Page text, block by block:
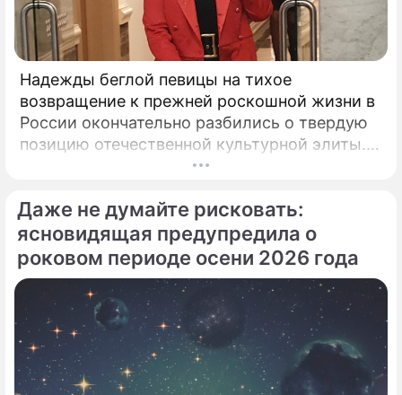
Надежды беглой певицы на тихое
возвращение к прежней роскошной жизни в
России окончательно разбились о твердую
позицию отечественной культурной элиты.
Эпопея вокруг возможного камбэка 75-
сцену приобрела абсолютно
бескомпромиссный характер.
Даже не думайте рисковать:
ясновидящая предупредила о
роковом периоде осени 2026 года